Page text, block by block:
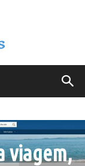
viagem,